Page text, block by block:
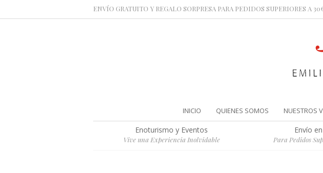
ENVÍO GRATUITO Y REGALO SORPRESA PARA PEDIDOS SUPERIORES A
INICIO QUIENES SOMOS NUESTROS
Enoturismo y Eventos
Vive una Experiencia Inolvidable
Envío
Para Pedidos